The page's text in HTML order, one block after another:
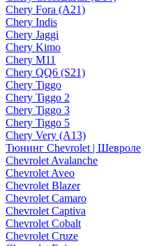
Chery Fora (A21)
Chery Indis
Chery Jaggi
Chery Kimo
Chery M11
Chery QQ6 (S21)
Chery Tiggo
Chery Tiggo 2
Chery Tiggo 3
Chery Tiggo 5
Chery Very (A13)
Тюнинг Chevrolet | Шевроле
Chevrolet Avalanche
Chevrolet Aveo
Chevrolet Blazer
Chevrolet Camaro
Chevrolet Captiva
Chevrolet Cobalt
Chevrolet Cruze